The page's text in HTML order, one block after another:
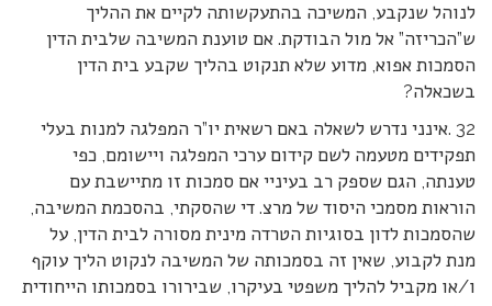
לנוהל שנקבע, המשיכה בהתעקשותה לקיים את ההליך
ש”הכריזה” אל מול הבודקת. אם טוענת המשיבה שלבית הדין
הסמכות אפוא, מדוע שלא תנקוט בהליך שקבע בית הדין
בשכאלה?
32 .אינני נדרש לשאלה באם רשאית יו”ר המפלגה למנות בעלי
תפקידים מטעמה לשם קידום ערכי המפלגה ויישומם, כפי
טענתה, הגם שספק רב בעיניי אם סמכות זו מתיישבת עם
הוראות מסמכי היסוד של מרצ. די שהסקתי, בהסכמת המשיבה,
שהסמכות לדון בסוגיות הטרדה מינית מסורה לבית הדין, על
מנת לקבוע, שאין זה בסמכותה של המשיבה לנקוט הליך עוקף
ו/או מקביל להליך משפטי בעיקרו, שבירורו בסמכותו הייחודית